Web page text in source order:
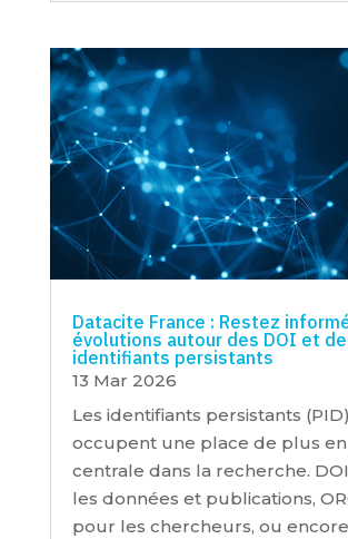
Datacite France : Restez
évolutions autour des DOI et
identifiants persistants
13 Mar 2026
Les identifiants persistants (PID)
occupent une place de plus
centrale dans la recherche.
les données et publications,
pour les chercheurs, ou encore